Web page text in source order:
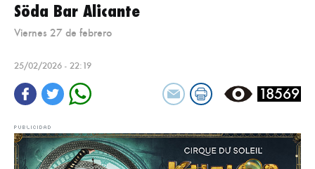
Söda Bar Alicante
Viernes 27 de febrero
25/02/2026 - 22:19
18569